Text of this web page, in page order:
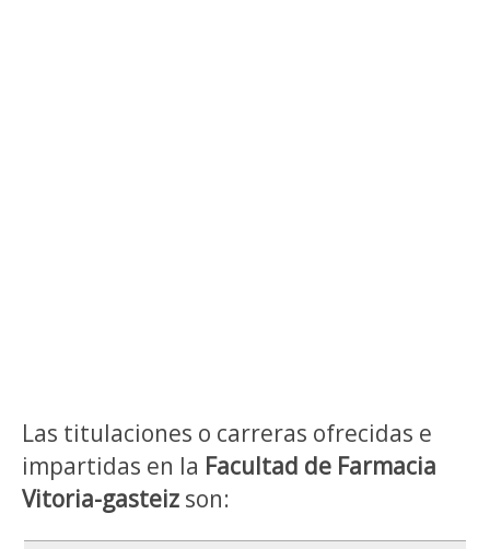
Las titulaciones o carreras ofrecidas e
impartidas en la Facultad de Farmacia
Vitoria-gasteiz son: